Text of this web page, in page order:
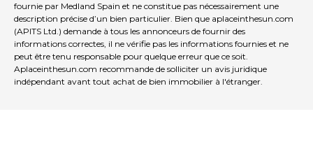
fournie par Medland Spain et ne constitue pas nécessairement une
description précise d’un bien particulier. Bien que aplaceinthesun.com
(APITS Ltd.) demande à tous les annonceurs de fournir des
informations correctes, il ne vérifie pas les informations fournies et ne
peut être tenu responsable pour quelque erreur que ce soit.
Aplaceinthesun.com recommande de solliciter un avis juridique
indépendant avant tout achat de bien immobilier à l'étranger.